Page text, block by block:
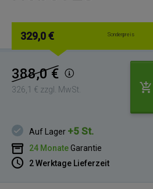
329,0 € Sonderpreis
388,0 €
326,1 € zzgl. MwSt.
Auf Lager +5 St.
24 MonateGarantie
2 Werktage Lieferzeit